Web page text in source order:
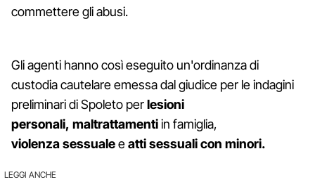
commettere gli abusi.
Gli agenti hanno così eseguito un'ordinanza di
custodia cautelare emessa dal giudice per le indagini
preliminari di Spoleto perlesioni
personali, maltrattamentiin famiglia,
violenzasessualeeatti sessuali con minori.
LEGGI ANCHE